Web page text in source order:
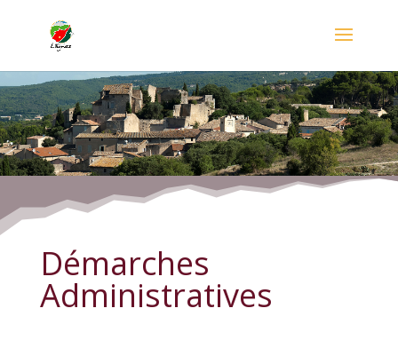
Démarches Administratives
Démarches
Administratives